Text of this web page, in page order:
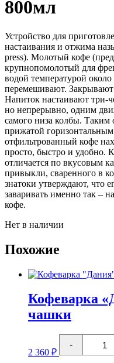
800мл
Устройство для
настаивания и отжима
press). Молотый кофе
крупнопомолотый для
водой температурой около
перемешивают.
Напиток настаивают три-
но непрерывно, одним
самого низа колбы. Таким
прижатой
отфильтрованный кофе
просто, быстро и удобно.
отличается по вкусовым
привыкли, сваренного в
знатоки утверждают, что
заваривать именно так –
кофе.
Нет в наличии
Похожие
Кофеварка
чашки
2 360 ₽
-
товара